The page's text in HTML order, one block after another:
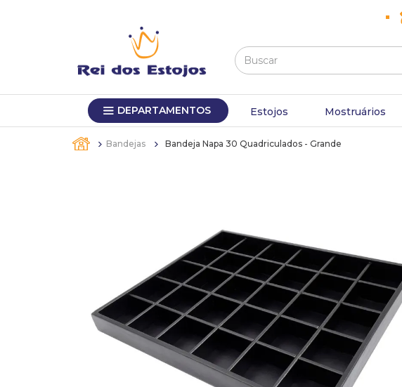
Buscar
DEPARTAMENTOS Estojos Mostruários
Bandejas Bandeja Napa 30 Quadriculados - Grande
1º
máquina relógio pulso
estojo
8º
estojos
º
busto
10º sacolas